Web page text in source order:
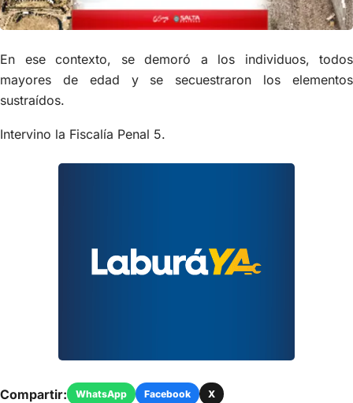
En ese contexto, se demoró a los individuos, todos
mayores de edad y se secuestraron los elementos
sustraídos.
Intervino la Fiscalía Penal 5.
Compartir: WhatsApp Facebook X